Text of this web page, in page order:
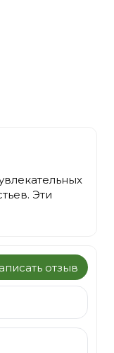
Эти
отзыв